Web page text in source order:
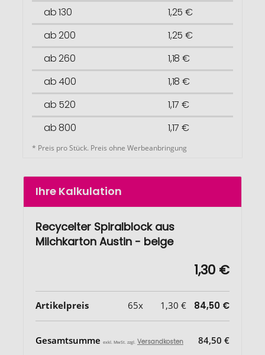
ab 130
1,25 €
ab 200
1,25 €
ab 260
1,18 €
ab 400
1,18 €
ab 520
1,17 €
ab 800
1,17 €
* Preis pro Stück. Preis ohne Werbeanbringung
Ihre Kalkulation
Recycelter Spiralblock aus
Milchkarton Austin - beige
1,30 €
Artikelpreis 65x 1,30 € 84,50 €
Gesamtsumme exkl. MwSt. zzgl. Versandkosten 84,50 €